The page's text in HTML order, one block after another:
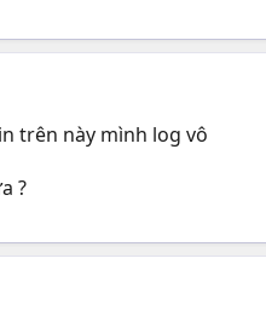
trên này mình log vô
?